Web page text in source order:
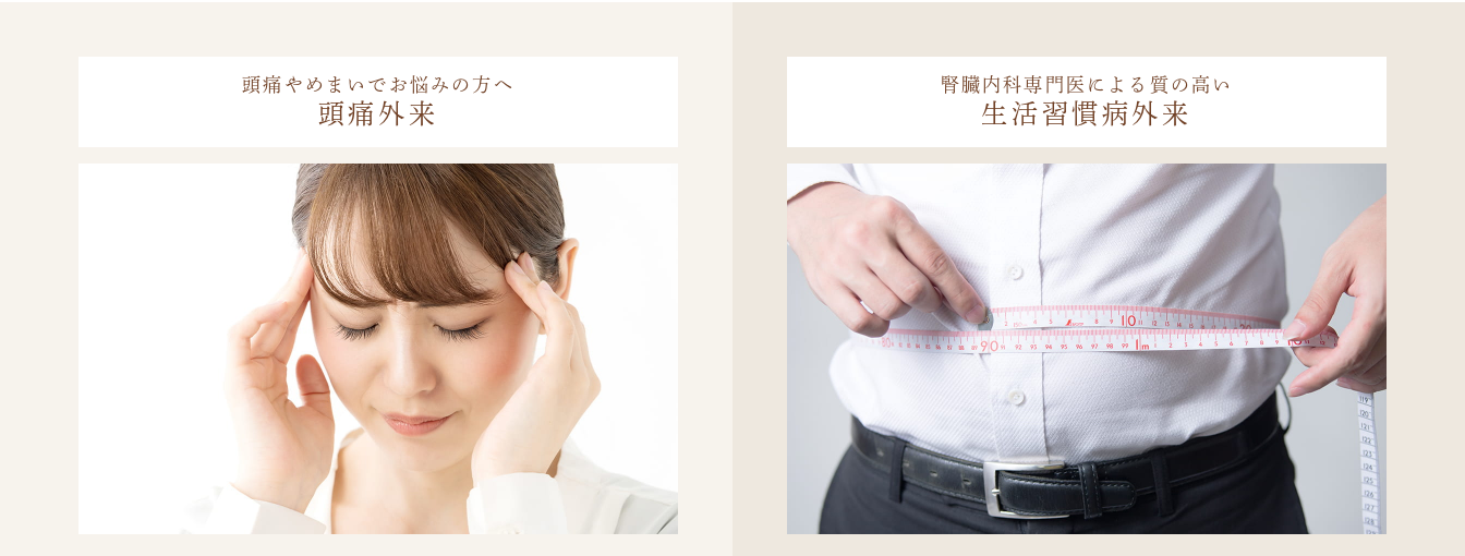
頭痛やめまいでお悩みの方へ
頭痛外来
腎臓内科専門医による質の高い
生活習慣病外来